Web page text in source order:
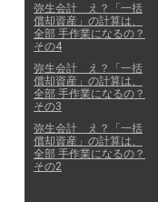
弥生会計 え？「一括
償却資産」の計算は、
全部 手作業になるの？
その4
弥生会計 え？「一括
償却資産」の計算は、
全部 手作業になるの？
その3
弥生会計 え？「一括
償却資産」の計算は、
全部 手作業になるの？
その2